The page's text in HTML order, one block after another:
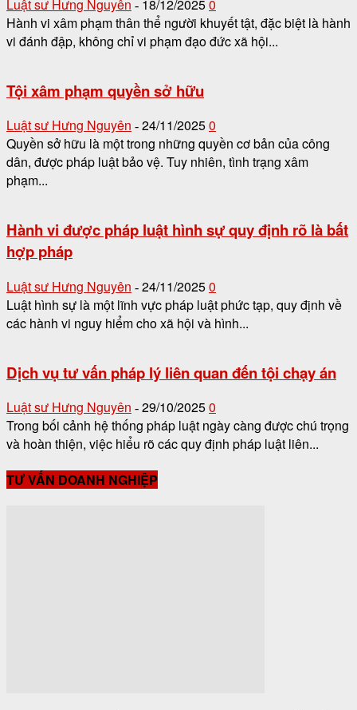
Luật sư Hưng Nguyên - 18/12/20250
Hành vi xâm phạm thân thể người khuyết tật, đặc biệt là hành
vi đánh đập, không chỉ vi phạm đạo đức xã hội...
Tội xâm phạm quyền sở hữu
Luật sư Hưng Nguyên - 24/11/20250
Quyền sở hữu là một trong những quyền cơ bản của công
dân, được pháp luật bảo vệ. Tuy nhiên, tình trạng xâm
phạm...
Hành vi được pháp luật hình sự quy định rõ là bất
hợp pháp
Luật sư Hưng Nguyên - 24/11/20250
Luật hình sự là một lĩnh vực pháp luật phức tạp, quy định về
các hành vi nguy hiểm cho xã hội và hình...
Dịch vụ tư vấn pháp lý liên quan đến tội chạy án
Luật sư Hưng Nguyên - 29/10/20250
Trong bối cảnh hệ thống pháp luật ngày càng được chú trọng
và hoàn thiện, việc hiểu rõ các quy định pháp luật liên...
TƯ VẤN DOANH NGHIỆP